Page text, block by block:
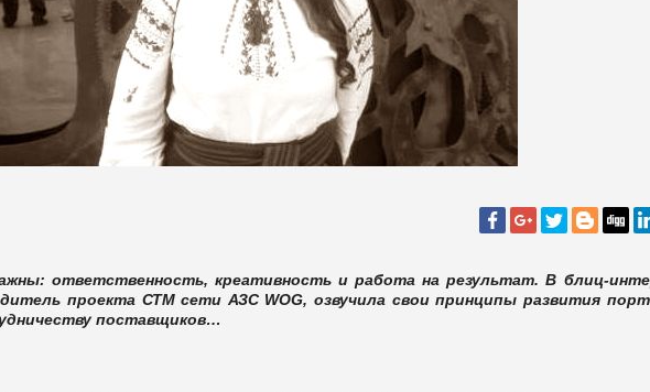
ответственность, креативность и работа на результат. В блиц-
проекта СТМ сети АЗС WOG, озвучила свои принципы развития
поставщиков…